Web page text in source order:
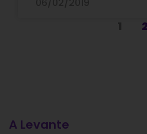
2
A Levante